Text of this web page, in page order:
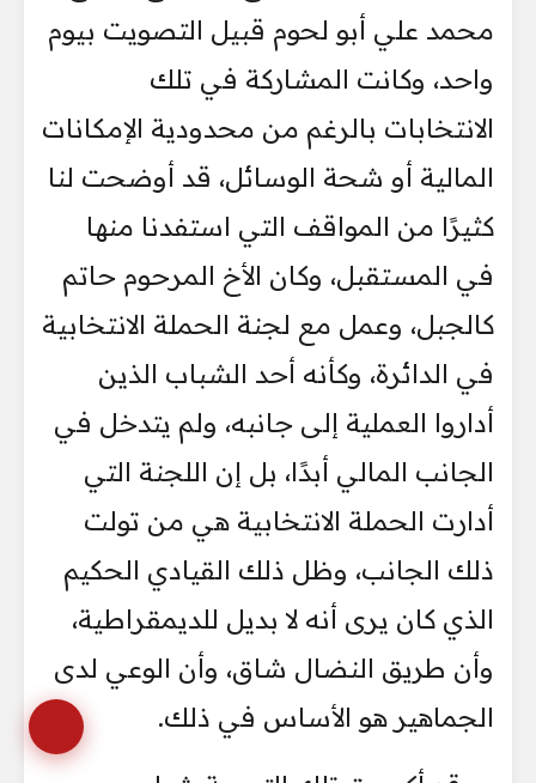
محمد علي أبو لحوم قبيل التصويت بيوم
واحد، وكانت المشاركة في تلك
الانتخابات بالرغم من محدودية الإمكانات
المالية أو شحة الوسائل، قد أوضحت لنا
كثيرًا من المواقف التي استفدنا منها
في المستقبل، وكان الأخ المرحوم حاتم
كالجبل، وعمل مع لجنة الحملة الانتخابية
في الدائرة، وكأنه أحد الشباب الذين
أداروا العملية إلى جانبه، ولم يتدخل في
الجانب المالي أبدًا، بل إن اللجنة التي
أدارت الحملة الانتخابية هي من تولت
ذلك الجانب، وظل ذلك القيادي الحكيم
الذي كان يرى أنه لا بديل للديمقراطية،
وأن طريق النضال شاق، وأن الوعي لدى
الجماهير هو الأساس في ذلك.